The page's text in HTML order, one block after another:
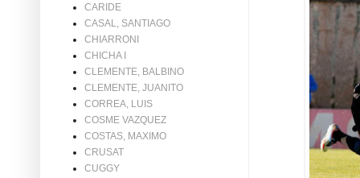
CARIDE
CASAL, SANTIAGO
CHIARRONI
CHICHA I
CLEMENTE, BALBINO
CLEMENTE, JUANITO
CORREA, LUIS
COSME VAZQUEZ
COSTAS, MAXIMO
CRUSAT
CUGGY